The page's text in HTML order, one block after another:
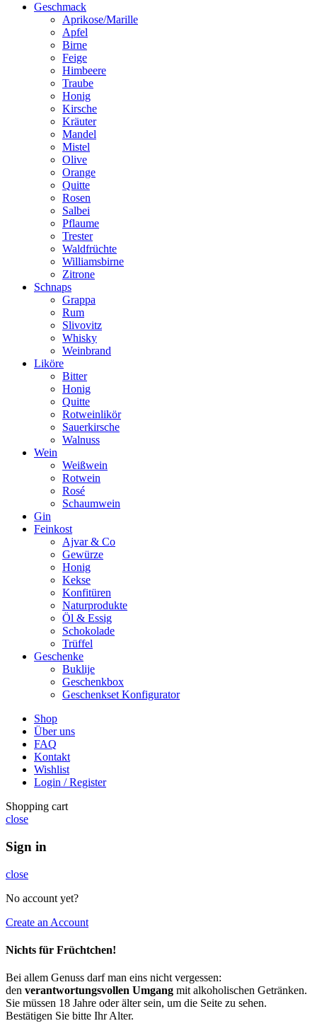
Geschmack
Aprikose/Marille
Apfel
Birne
Feige
Himbeere
Traube
Honig
Kirsche
Kräuter
Mandel
Mistel
Olive
Orange
Quitte
Rosen
Salbei
Pflaume
Trester
Waldfrüchte
Williamsbirne
Zitrone
Schnaps
Grappa
Rum
Slivovitz
Whisky
Weinbrand
Liköre
Bitter
Honig
Quitte
Rotweinlikör
Sauerkirsche
Walnuss
Wein
Weißwein
Rotwein
Rosé
Schaumwein
Gin
Feinkost
Ajvar & Co
Gewürze
Honig
Kekse
Konfitüren
Naturprodukte
Öl & Essig
Schokolade
Trüffel
Geschenke
Buklije
Geschenkbox
Geschenkset Konfigurator
Shop
Über uns
FAQ
Kontakt
Wishlist
Login / Register
Shopping cart
close
Sign in
close
No account yet?
Create an Account
Nichts für Früchtchen!
Bei allem Genuss darf man eins nicht vergessen:
den verantwortungsvollen Umgang mit alkoholischen Getränken.
Sie müssen 18 Jahre oder älter sein, um die Seite zu sehen.
Bestätigen Sie bitte Ihr Alter.